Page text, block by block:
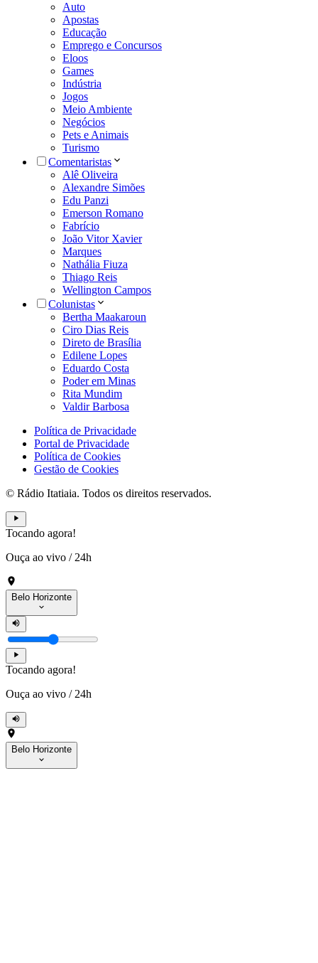
Auto
Apostas
Educação
Emprego e Concursos
Eloos
Games
Indústria
Jogos
Meio Ambiente
Negócios
Pets e Animais
Turismo
Comentaristas
Alê Oliveira
Alexandre Simões
Edu Panzi
Emerson Romano
Fabrício
João Vitor Xavier
Marques
Nathália Fiuza
Thiago Reis
Wellington Campos
Colunistas
Bertha Maakaroun
Ciro Dias Reis
Direto de Brasília
Edilene Lopes
Eduardo Costa
Poder em Minas
Rita Mundim
Valdir Barbosa
Política de Privacidade
Portal de Privacidade
Política de Cookies
Gestão de Cookies
© Rádio Itatiaia. Todos os direitos reservados.
Tocando agora!
Ouça ao vivo / 24h
Belo Horizonte
Tocando agora!
Ouça ao vivo / 24h
Belo Horizonte